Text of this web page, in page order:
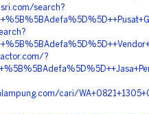
search?
?
cari/